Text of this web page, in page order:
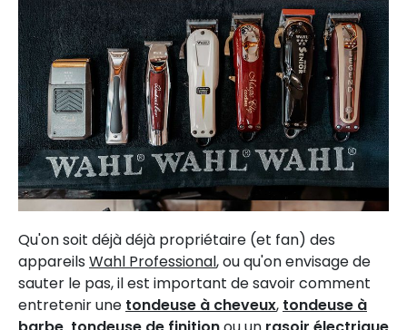
Qu'on soit déjà déjà propriétaire (et fan) des
appareils Wahl Professional, ou qu'on envisage de
sauter le pas, il est important de savoir comment
entretenir une tondeuse à cheveux, tondeuse à